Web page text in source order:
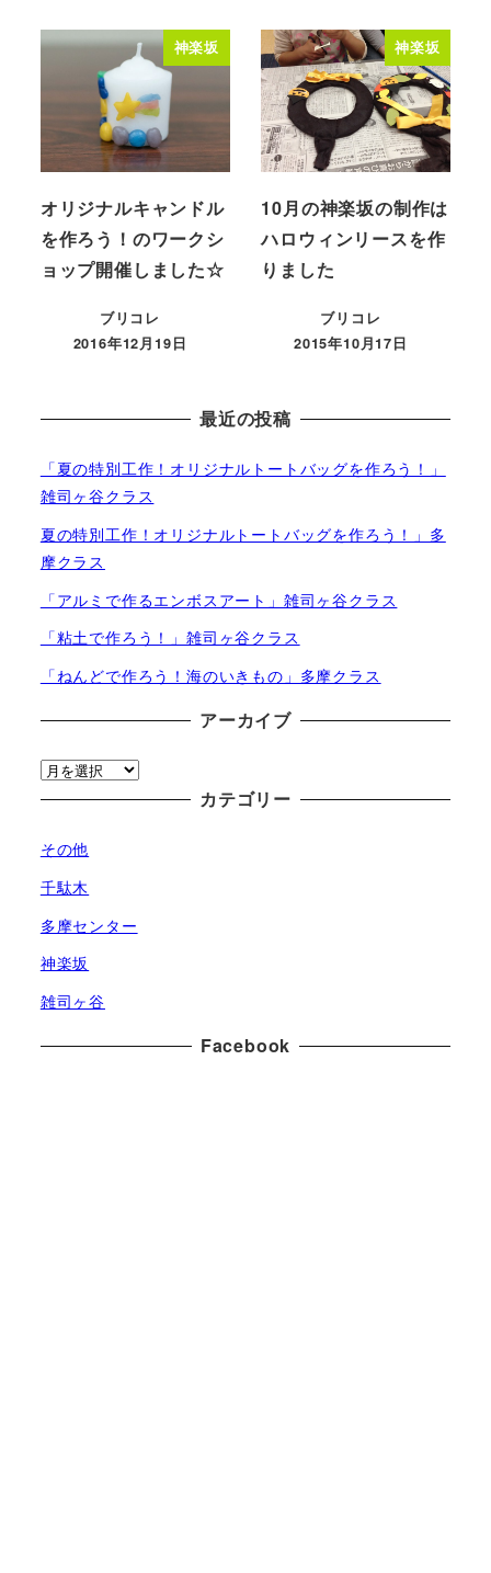
神楽坂
オリジナルキャンドル
を作ろう！のワークシ
ョップ開催しました☆
ブリコレ
投稿日
2016年12月19日
神楽坂
10月の神楽坂の制作は
ハロウィンリースを作
りました
ブリコレ
投稿日
2015年10月17日
最近の投稿
「夏の特別工作！オリジナルトートバッグを作ろう！」
雑司ヶ谷クラス
夏の特別工作！オリジナルトートバッグを作ろう！」多
摩クラス
「アルミで作るエンボスアート」雑司ヶ谷クラス
「粘土で作ろう！」雑司ヶ谷クラス
「ねんどで作ろう！海のいきもの」多摩クラス
アーカイブ
ア
ー
イ
ブ
カテゴリー
その他
千駄木
多摩センター
神楽坂
雑司ヶ谷
Facebook